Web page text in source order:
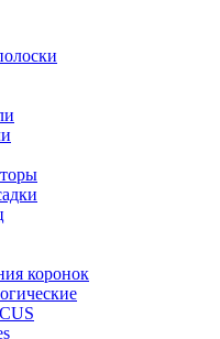
коронок